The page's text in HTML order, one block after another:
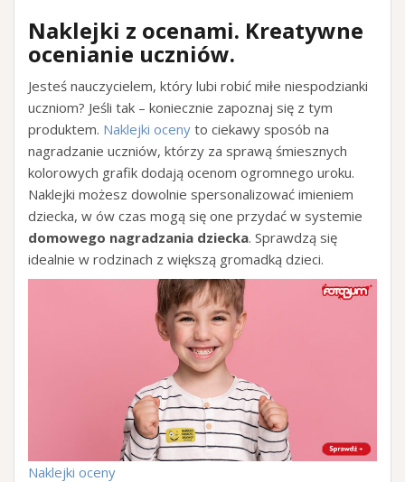
Naklejki z ocenami. Kreatywne
ocenianie uczniów.
Jesteś nauczycielem, który lubi robić miłe niespodzianki
uczniom? Jeśli tak – koniecznie zapoznaj się z tym
produktem. Naklejki oceny to ciekawy sposób na
nagradzanie uczniów, którzy za sprawą śmiesznych
kolorowych grafik dodają ocenom ogromnego uroku.
Naklejki możesz dowolnie spersonalizować imieniem
dziecka, w ów czas mogą się one przydać w systemie
domowego nagradzania dziecka. Sprawdzą się
idealnie w rodzinach z większą gromadką dzieci.
Naklejki oceny